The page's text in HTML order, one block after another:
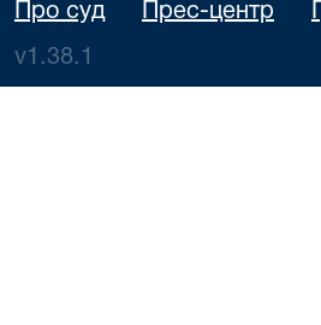
Про суд Прес-центр
v1.38.1